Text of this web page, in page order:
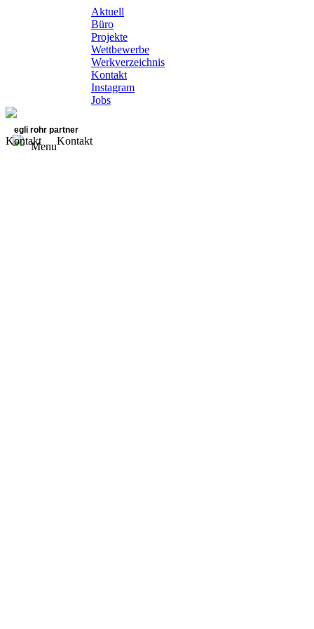
Aktuell
Büro
Projekte
Wettbewerbe
Werkverzeichnis
Kontakt
Instagram
Jobs
egli rohr partner
Menu
Kontakt Kontakt